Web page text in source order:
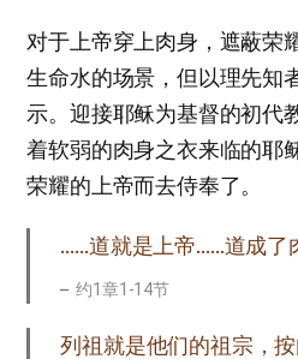
对于上帝穿上肉身，遮蔽荣
生命水的场景，但以理先知
示。迎接耶稣为基督的初代
着软弱的肉身之衣来临的耶
荣耀的上帝而去侍奉了。
……道就是上帝……道成了
约1章1-14节
列祖就是他们的祖宗，